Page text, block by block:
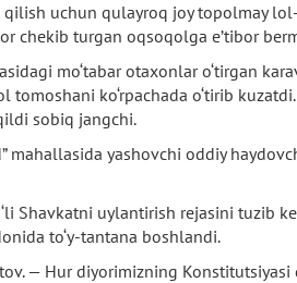
qilish uchun qulayroq joy topolmay
chekib turgan oqsoqolga e’tibor
mo‘tabar otaxonlar o‘tirgan
ko‘rpachada o‘tirib kuzatdi.
sobiq jangchi.
mahallasida yashovchi oddiy
Shavkatni uylantirish rejasini tuzib
to‘y-tantana boshlandi.
— Hur diyorimizning